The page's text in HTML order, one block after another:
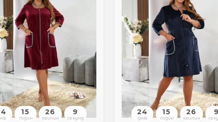
15
годин
26
хвилин
7
секунд
24
днів
15
годин
26
хвилин
7